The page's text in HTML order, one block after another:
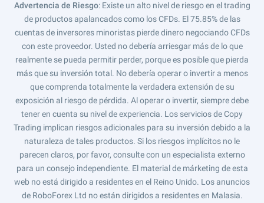
Advertencia de Riesgo: Existe un alto nivel de riesgo en el trading
de productos apalancados como los CFDs. El 75.85% de las
cuentas de inversores minoristas pierde dinero negociando CFDs
con este proveedor. Usted no debería arriesgar más de lo que
realmente se pueda permitir perder, porque es posible que pierda
más que su inversión total. No debería operar o invertir a menos
que comprenda totalmente la verdadera extensión de su
exposición al riesgo de pérdida. Al operar o invertir, siempre debe
tener en cuenta su nivel de experiencia. Los servicios de Copy
Trading implican riesgos adicionales para su inversión debido a la
naturaleza de tales productos. Si los riesgos implícitos no le
parecen claros, por favor, consulte con un especialista externo
para un consejo independiente. El material de márketing de esta
web no está dirigido a residentes en el Reino Unido. Los anuncios
de RoboForex Ltd no están dirigidos a residentes en Malasia.